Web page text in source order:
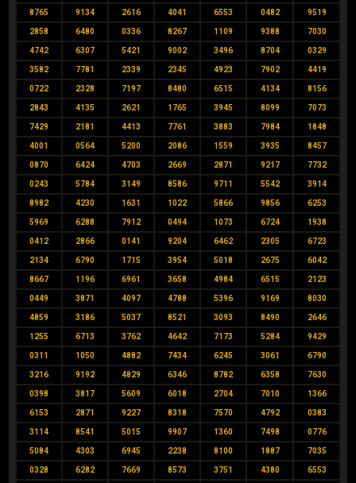
8765 9134 2616 4041 6553 0482 9519
2858 6480 0336 8267 1109 9388 7030
4742 6307 5421 9002 3496 8704 0329
3582 7781 2339 2345 4923 7902 4419
0722 2328 7197 8480 6515 4134 8156
2843 4135 2621 1765 3945 8099 7073
7429 2181 4413 7761 3883 7984 1848
4001 0564 5200 2086 1559 3935 8457
0870 6424 4703 2669 2871 9217 7732
0243 5784 3149 8586 9711 5542 3914
8982 4230 1631 1022 5866 9856 6253
5969 6288 7912 0494 1073 6724 1938
0412 2866 0141 9204 6462 2305 6723
2134 6790 1715 3954 5018 2675 6042
8667 1196 6961 3658 4984 6515 2123
0449 3871 4097 4788 5396 9169 8030
4859 3186 5037 8521 3093 8490 2646
1255 6713 3762 4642 7173 5284 9429
0311 1050 4882 7434 6245 3061 6790
3216 9192 4829 6346 8782 6358 7630
0398 3817 5609 6018 2704 7010 1366
6153 2871 9227 8318 7570 4792 0383
3114 8541 5015 9907 1360 7498 0776
5084 4303 6945 2238 8100 1887 7035
0328 6282 7669 8573 3751 4380 6553